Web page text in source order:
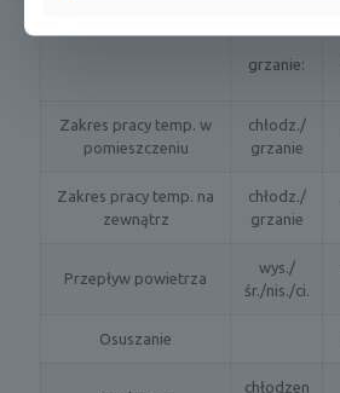
grzanie:
Zakres pracy temp. w
pomieszczeniu
chłodz./
grzanie
Zakres pracy temp. na
zewnątrz
chłodz./
grzanie
Przepływ powietrza
wys./
śr./nis./ci.
Osuszanie
chłodzen